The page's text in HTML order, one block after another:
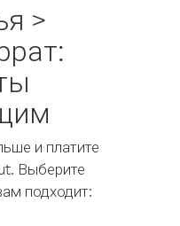
>
и платите
Выберите
подходит: